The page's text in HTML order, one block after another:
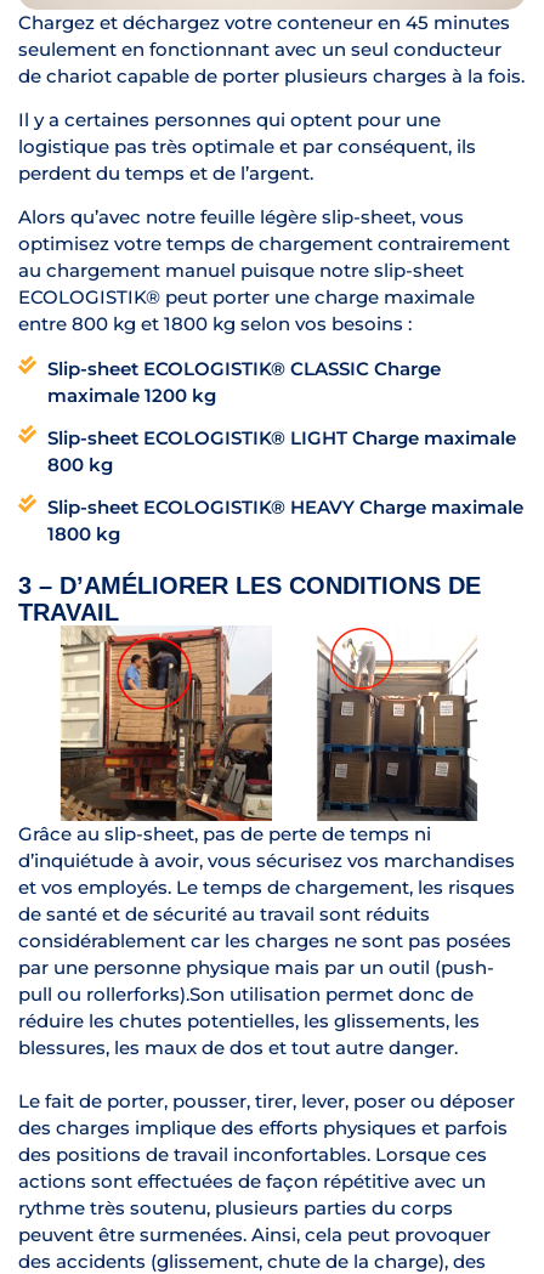
Chargez et déchargez votre conteneur en 45 minutes
seulement en fonctionnant avec un seul conducteur
de chariot capable de porter plusieurs charges à la fois.
Il y a certaines personnes qui optent pour une
logistique pas très optimale et par conséquent, ils
perdent du temps et de l’argent.
Alors qu’avec notre feuille légère slip-sheet, vous
optimisez votre temps de chargement contrairement
au chargement manuel puisque notre slip-sheet
ECOLOGISTIK® peut porter une charge maximale
entre 800 kg et 1800 kg selon vos besoins :
Slip-sheet ECOLOGISTIK® CLASSIC Charge
maximale 1200 kg
Slip-sheet ECOLOGISTIK® LIGHT Charge maximale
800 kg
Slip-sheet ECOLOGISTIK® HEAVY Charge maximale
1800 kg
3 – D’AMÉLIORER LES CONDITIONS DE
TRAVAIL
Grâce au slip-sheet, pas de perte de temps ni
d’inquiétude à avoir, vous sécurisez vos marchandises
et vos employés. Le temps de chargement, les risques
de santé et de sécurité au travail sont réduits
considérablement car les charges ne sont pas posées
par une personne physique mais par un outil (push-
pull ou rollerforks).Son utilisation permet donc de
réduire les chutes potentielles, les glissements, les
blessures, les maux de dos et tout autre danger.
Le fait de porter, pousser, tirer, lever, poser ou déposer
des charges implique des efforts physiques et parfois
des positions de travail inconfortables. Lorsque ces
actions sont effectuées de façon répétitive avec un
rythme très soutenu, plusieurs parties du corps
peuvent être surmenées. Ainsi, cela peut provoquer
des accidents (glissement, chute de la charge), des